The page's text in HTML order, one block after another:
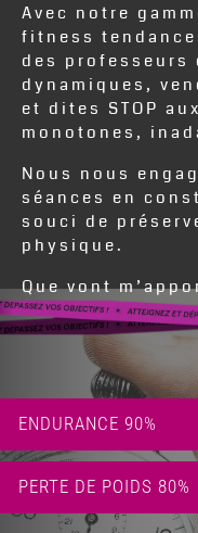
Avec notre
fitness
des professeurs
dynamiques,
et dites STOP
monotones,
Nous nous
séances en
souci de
physique.
Que vont
ENDURANCE 90%
PERTE DE POIDS 80%